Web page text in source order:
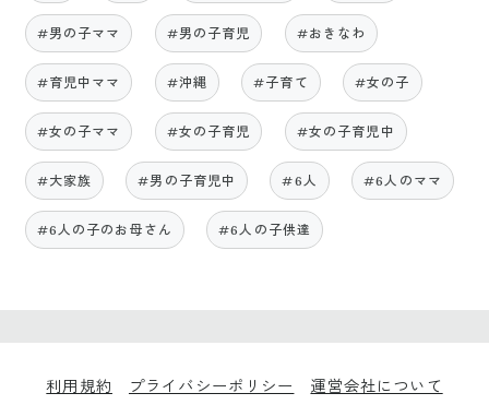
#男の子ママ #男の子育児 #おきなわ
#育児中ママ #沖縄 #子育て #女の子
#女の子ママ #女の子育児 #女の子育児中
#大家族 #男の子育児中 #6人 #6人のママ
#6人の子のお母さん #6人の子供達
利用規約 プライバシーポリシー 運営会社について